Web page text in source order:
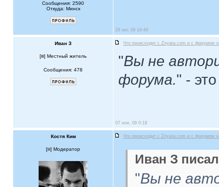
Сообщения: 2590
Откуда: Минск
29 окт, 09 14:40
Иван З Что происходит с Znyata.com и с форумом
[ ] Местный житель
Сообщения: 478
"Вы не
форума." -
07 ноя, 09 0:18
Костя Ким Что происходит с Znyata.com и с форумом
[ ] Модератор
Иван З
"Вы не